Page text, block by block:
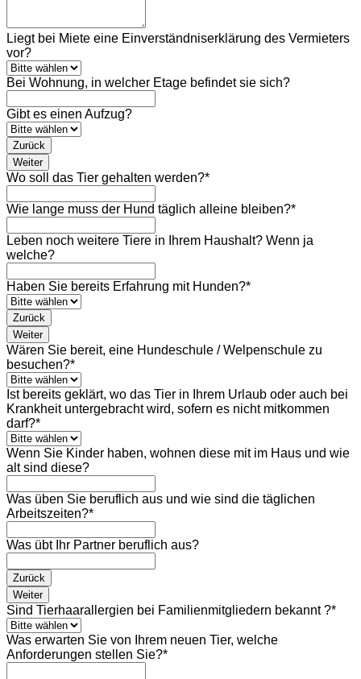
Liegt bei Miete eine Einverständniserklärung des Vermieters
vor?
Bei Wohnung, in welcher Etage befindet sie sich?
Gibt es einen Aufzug?
Zurück
Weiter
Wo soll das Tier gehalten werden?*
Wie lange muss der Hund täglich alleine bleiben?*
Leben noch weitere Tiere in Ihrem Haushalt? Wenn ja
welche?
Haben Sie bereits Erfahrung mit Hunden?*
Zurück
Weiter
Wären Sie bereit, eine Hundeschule / Welpenschule zu
besuchen?*
Ist bereits geklärt, wo das Tier in Ihrem Urlaub oder auch bei
Krankheit untergebracht wird, sofern es nicht mitkommen
darf?*
Wenn Sie Kinder haben, wohnen diese mit im Haus und wie
alt sind diese?
Was üben Sie beruflich aus und wie sind die täglichen
Arbeitszeiten?*
Was übt Ihr Partner beruflich aus?
Zurück
Weiter
Sind Tierhaarallergien bei Familienmitgliedern bekannt ?*
Was erwarten Sie von Ihrem neuen Tier, welche
Anforderungen stellen Sie?*